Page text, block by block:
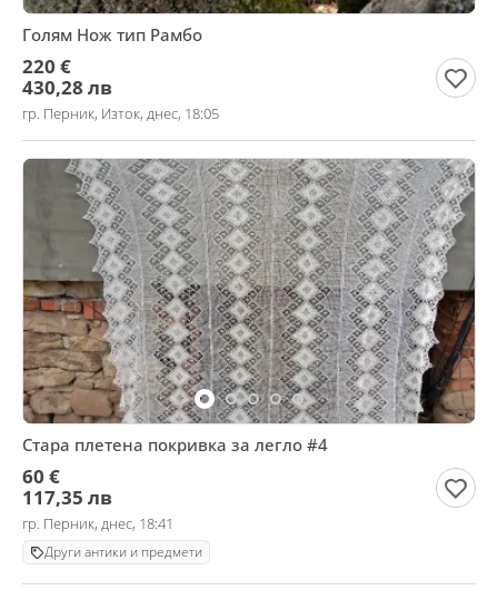
Голям Нож тип Рамбо
220 €
430,28 лв
гр. Перник, Изток, днес, 18:05
Стара плетена покривка за легло #4
60 €
117,35 лв
гр. Перник, днес, 18:41
Други антики и предмети